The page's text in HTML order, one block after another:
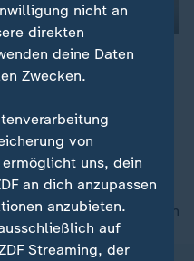
über den neuen
Johnson rührt die
Partei hat keine
nach oben
nicht an
direkten
deine Daten
Zwecken.
von
uns, dein
an dich anzupassen
anzubieten.
auf
Streaming, der